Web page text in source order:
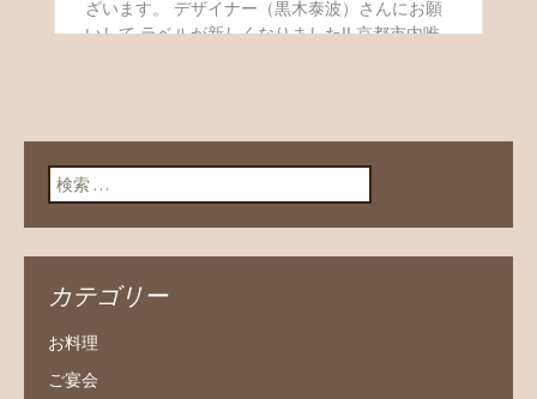
検索:
カテゴリー
お料理
ご宴会